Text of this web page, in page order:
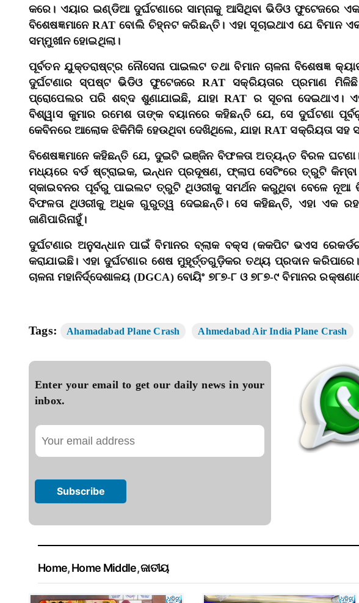
କରେ। ଏୟାର ଇଣ୍ଡିଆ ଦୁର୍ଘଟଣାରେ ସାମ୍ନାକୁ ଆସିଥିବା ଭିଡିଓ ଫୁଟେଜରେ
ବିଶେଷଜ୍ଞମାନେ RAT ବୋଲି ଚିହ୍ନଟ କରିଛନ୍ତି। ଏହା ସୂଚାଇଥାଏ ଯେ
ସମ୍ମୁଖୀନ ହୋଇଥିଲା।
ପୂର୍ବତନ ଯୁକ୍ତରାଷ୍ଟ୍ର ନୌସେନା ପାଇଲଟ ତଥା ବିମାନ ଚାଳନା ବିଶେଷଜ୍ଞ
ଦୁର୍ଘଟଣାର ସ୍ପଷ୍ଟ ଭିଡିଓ ଫୁଟେଜରେ RAT ସକ୍ରିୟତାର ପ୍ରମାଣ
ପ୍ରୋପେଲର ପରି ଶବ୍ଦ ଶୁଣାଯାଇଛି, ଯାହା RAT ର ସୂଚନା ଦେଇଥାଏ।
ବିଶ୍ୱାସ କୁମାର ରମେଶ ତାଙ୍କ ବୟାନରେ କହିଛନ୍ତି ଯେ, ସେ ଦୁର୍ଘଟଣା
କେବିନରେ ଆଲୋକ ଝିକିମିକି ହେଉଥିବା ଦେଖିଥିଲେ, ଯାହା RAT ସକ୍ରିୟତା ସହ
ବିଶେଷଜ୍ଞମାନେ କହିଛନ୍ତି ଯେ, ଦୁଇଟି ଇଞ୍ଜିନ ବିଫଳତା ଅତ୍ୟନ୍ତ ବିରଳ
ମଧ୍ୟରେ ବର୍ଡ ଷ୍ଟ୍ରାଇକ, ଇନ୍ଧନ ପ୍ରଦୂଷଣ, ଫ୍ଲାପ ସେଟିଂରେ ତ୍ରୁଟି
ସ୍କାଇବନର ପୂର୍ବରୁ ପାଇଲଟ ତ୍ରୁଟି ଥିଓରୀକୁ ସମର୍ଥନ କରୁଥିବା ବେଳେ
ବିଫଳତା ଥିଓରୀକୁ ଅଧିକ ଗୁରୁତ୍ୱ ଦେଇଛନ୍ତି। ସେ କହିଛନ୍ତି, ଏହା ଏକ
ଜାଣିପାରିନାହୁଁ।
ଦୁର୍ଘଟଣାର ଅନୁସନ୍ଧାନ ପାଇଁ ବିମାନର ବ୍ଲାକ ବକ୍ସ (କକପିଟ ଭଏସ
କରାଯାଇଛି। ଏହା ଦୁର୍ଘଟଣାର ଶେଷ ମୁହୂର୍ତ୍ତଗୁଡ଼ିକର ତଥ୍ୟ ପ୍ରଦାନ
ଚାଳନା ମହାନିର୍ଦ୍ଦେଶାଳୟ (DGCA) ବୋୟିଂ ୭୮୭-୮ ଓ ୭୮୭-୯ ବିମାନର
Tags: Ahamadabad Plane Crash Ahmedabad Air India Plane Crash
Enter your email to get our daily news in your
inbox.
Home,Home Middle,ଜାତୀୟ